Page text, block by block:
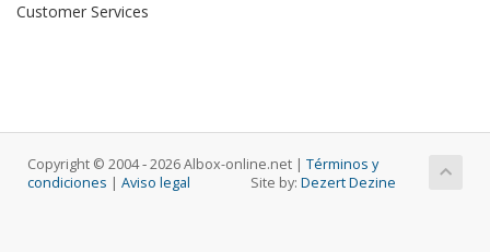
Customer Services
Copyright © 2004 ‐ 2026 Albox-online.net | Términos y
condiciones | Aviso legal Site by: Dezert Dezine